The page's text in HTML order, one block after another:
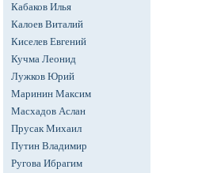
Кабаков Илья
Калоев Виталий
Киселев Евгений
Кучма Леонид
Лужков Юрий
Маринин Максим
Масхадов Аслан
Прусак Михаил
Путин Владимир
Ругова Ибрагим